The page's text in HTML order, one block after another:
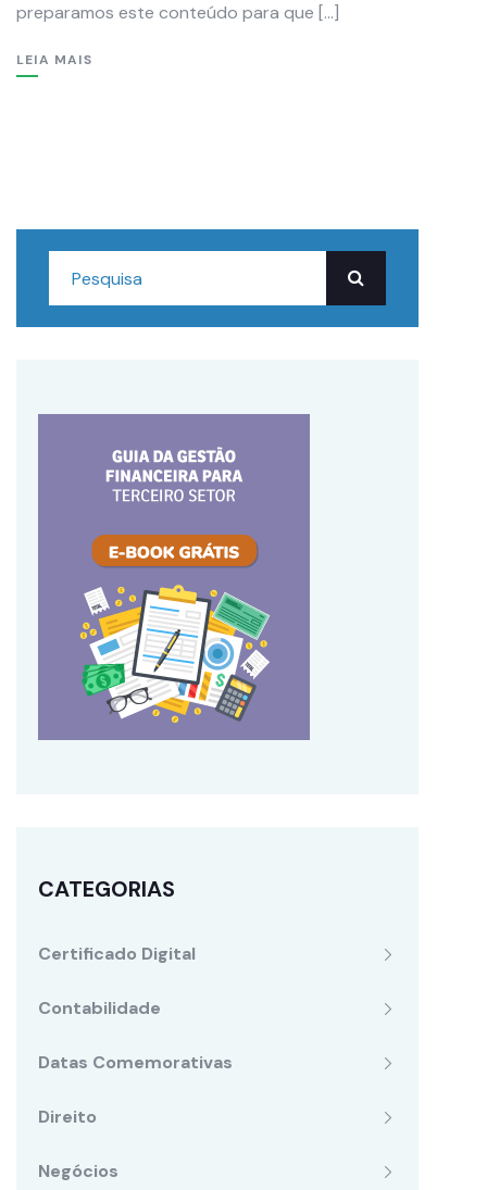
preparamos este conteúdo para que […]
LEIA MAIS
CATEGORIAS
Certificado Digital
Contabilidade
Datas Comemorativas
Direito
Negócios